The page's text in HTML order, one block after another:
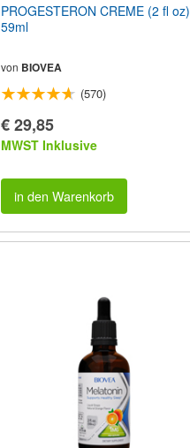
PROGESTERON CREME (2 fl oz)
59ml
von BIOVEA
(570)
€ 29,85
MWST Inklusive
in den Warenkorb